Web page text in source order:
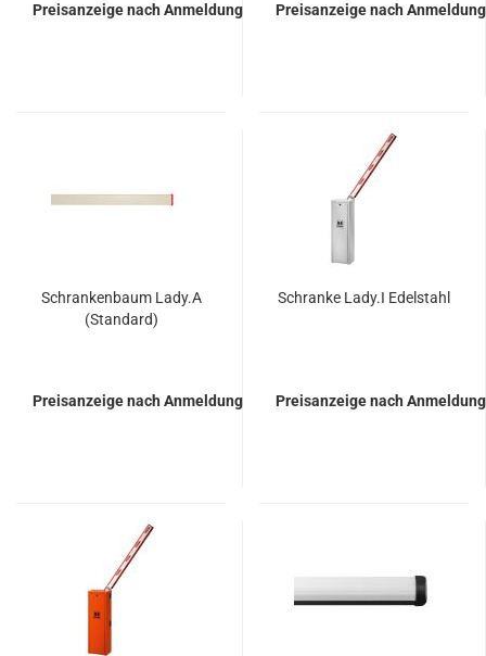
Preisanzeige nach Anmeldung Preisanzeige nach Anmeldung
Schran­ken­baum Lady.A
(Stan­dard)
Preisanzeige nach Anmeldung
Schran­ke Lady.I Edel­stahl
Preisanzeige nach Anmeldung